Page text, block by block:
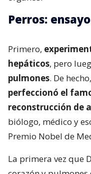
Perros:
Primero,
hepáticos, pero
pulmones. De hecho,
perfeccionó el
reconstrucción de
biólogo, médico y
Premio Nobel de
La primera vez que